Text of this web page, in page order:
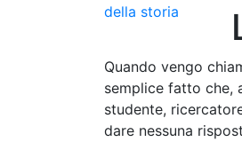
Quando vengo
semplice fatto che,
studente,
dare nessuna